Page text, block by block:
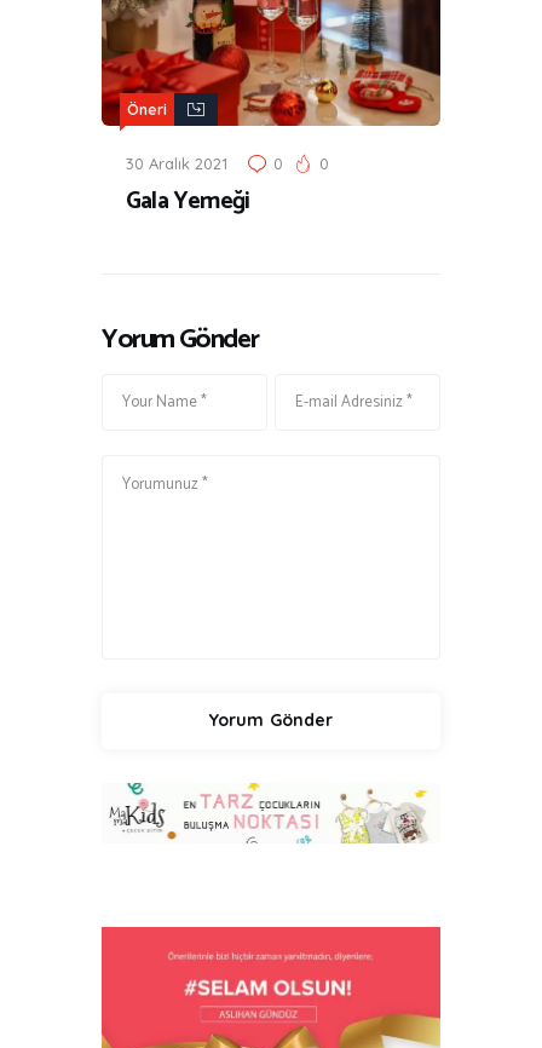
Öneri
30 Aralık 2021 0 0
Gala Yemeği
Yorum Gönder